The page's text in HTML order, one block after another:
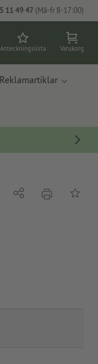
11 49 47 (Må-fr 8-17:00)
Anteckningslista Varukorg
Reklamartiklar
Dela erbjudande
På